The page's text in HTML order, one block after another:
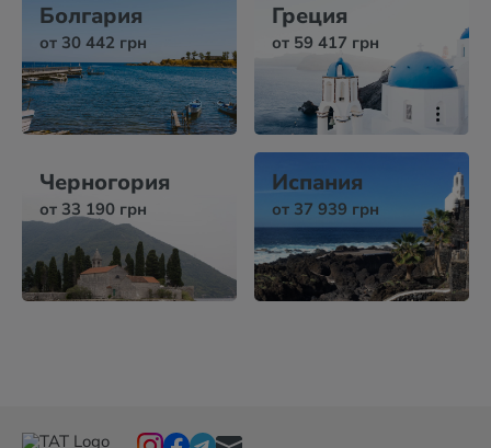
Болгария
от 30 442 грн
Греция
от 59 417 грн
Черногория
от 33 190 грн
Испания
от 37 939 грн